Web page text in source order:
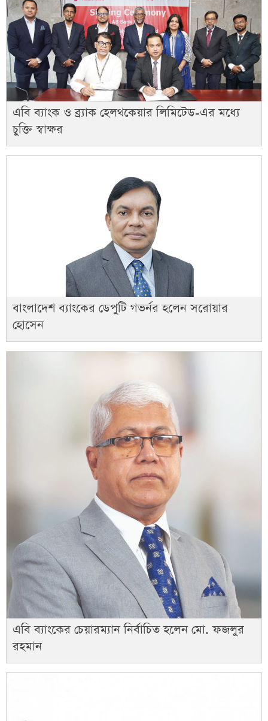
এবি ব্যাংক ও ব্র্যাক হেলথকেয়ার লিমিটেড-এর মধ্যে
চুক্তি স্বাক্ষর
বাংলাদেশ ব্যাংকের ডেপুটি গভর্নর হলেন সরোয়ার
হোসেন
এবি ব্যাংকের চেয়ারম্যান নির্বাচিত হলেন মো. ফজলুর
রহমান